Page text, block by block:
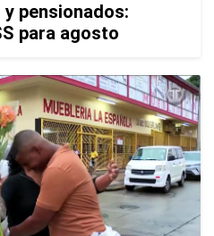
pensionados:
para agosto